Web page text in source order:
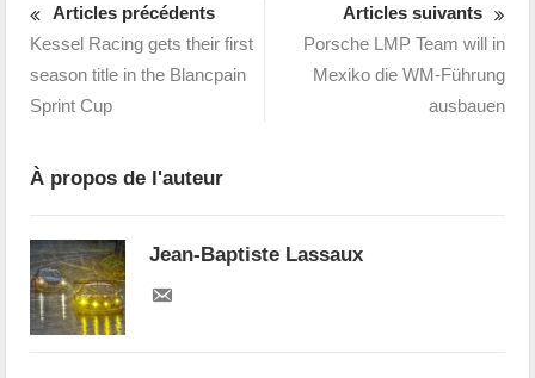
Articles précédents
Kessel Racing gets their first
season title in the Blancpain
Sprint Cup
Articles suivants
Porsche LMP Team will in
Mexiko die WM-Führung
ausbauen
À propos de l'auteur
Jean-Baptiste Lassaux